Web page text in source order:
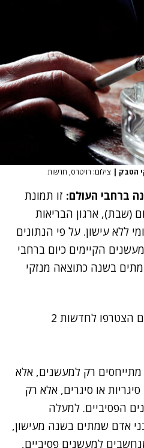
הטבק | צילום: רויטרס, חדשות
ברחבי העולם: זו תמונת
(שבת), ארגון הבריאות
ללא עישון. על פי הנתונים
הקיימים כיום ברחבי
מ-6 מיליון מתים בשנה כתוצאה מנזקי
רוצים לקבל עדכונים נוספים הצטרפו לחדשות 2
רק למעשנים, אלא
או סיגרים, אלא רק
הפסיביים. למעלה
6 מיליון בני אדם שמתים בשנה מעישון,
אדם שנחשבים למעשנים פסיביים,